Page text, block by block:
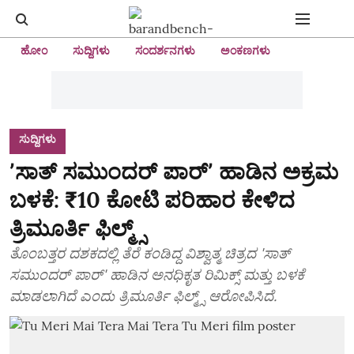
ಹೋಂ ಸುದ್ದಿಗಳು ಸಂದರ್ಶನಗಳು ಅಂಕಣಗಳು
ಸುದ್ದಿಗಳು
ʼಸಾತ್ ಸಮುಂದರ್ ಪಾರ್ʼ ಹಾಡಿನ ಅಕ್ರಮ
ಬಳಕೆ: ₹10 ಕೋಟಿ ಪರಿಹಾರ ಕೇಳಿದ
ತ್ರಿಮೂರ್ತಿ ಫಿಲ್ಮ್ಸ್
ತೊಂಬತ್ತರ ದಶಕದಲ್ಲಿ ತೆರೆ ಕಂಡಿದ್ದ ವಿಶ್ವಾತ್ಮ ಚಿತ್ರದ 'ಸಾತ್
ಸಮುಂದರ್ ಪಾರ್' ಹಾಡಿನ ಅನಧಿಕೃತ ರಿಮಿಕ್ಸ್ ಮತ್ತು ಬಳಕೆ
ಮಾಡಲಾಗಿದೆ ಎಂದು ತ್ರಿಮೂರ್ತಿ ಫಿಲ್ಮ್ಸ್ ಆರೋಪಿಸಿದೆ.